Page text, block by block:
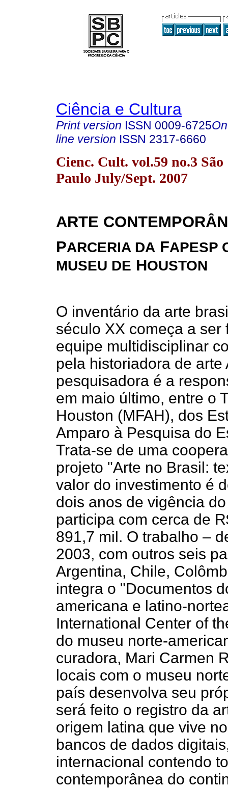
Ciência e Cultura
Print version ISSN 0009-6725
line version ISSN 2317-6660
Cienc. Cult. vol.59 no.3 São
Paulo July/Sept. 2007
ARTE
PARCERIA DA FAPESP
MUSEU DE HOUSTON
O inventário da arte
século XX começa a ser
equipe multidisciplinar
pela historiadora de arte
pesquisadora é a
em maio último, entre o
Houston (MFAH), dos
Amparo à Pesquisa do
Trata-se de uma
projeto "Arte no Brasil:
valor do investimento é
dois anos de vigência
participa com cerca de
891,7 mil. O trabalho –
2003, com outros seis
Argentina, Chile,
integra o "Documentos
americana e latino-
International Center of
do museu norte-
curadora, Mari Carmen
locais com o museu
país desenvolva seu
será feito o registro da
origem latina que vive
bancos de dados
internacional contendo
contemporânea do